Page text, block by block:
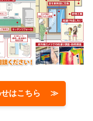
せはこちら ≫